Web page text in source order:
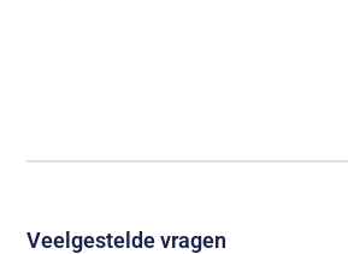
Veelgestelde vragen